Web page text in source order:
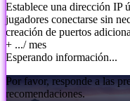
Establece una dirección IP
jugadores conectarse sin
creación de puertos
+ .../ mes
Esperando información...
Por favor, responde a las
recomendaciones.